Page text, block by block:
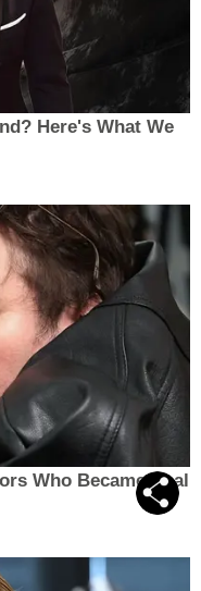
Here's What We
Who Became Real